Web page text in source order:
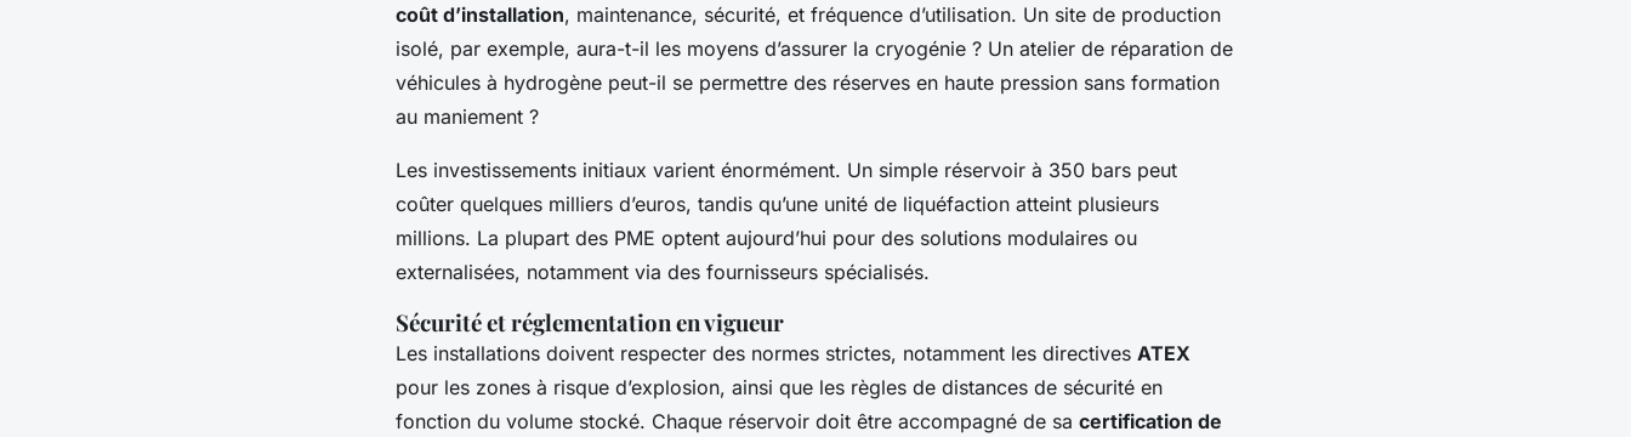
coût d’installation, maintenance, sécurité, et fréquence d’utilisation. Un site de production
isolé, par exemple, aura-t-il les moyens d’assurer la cryogénie ? Un atelier de réparation de
véhicules à hydrogène peut-il se permettre des réserves en haute pression sans formation
au maniement ?
Les investissements initiaux varient énormément. Un simple réservoir à 350 bars peut
coûter quelques milliers d’euros, tandis qu’une unité de liquéfaction atteint plusieurs
millions. La plupart des PME optent aujourd’hui pour des solutions modulaires ou
externalisées, notamment via des fournisseurs spécialisés.
Sécurité et réglementation en vigueur
Les installations doivent respecter des normes strictes, notamment les directives ATEX
pour les zones à risque d’explosion, ainsi que les règles de distances de sécurité en
fonction du volume stocké. Chaque réservoir doit être accompagné de sa certification de